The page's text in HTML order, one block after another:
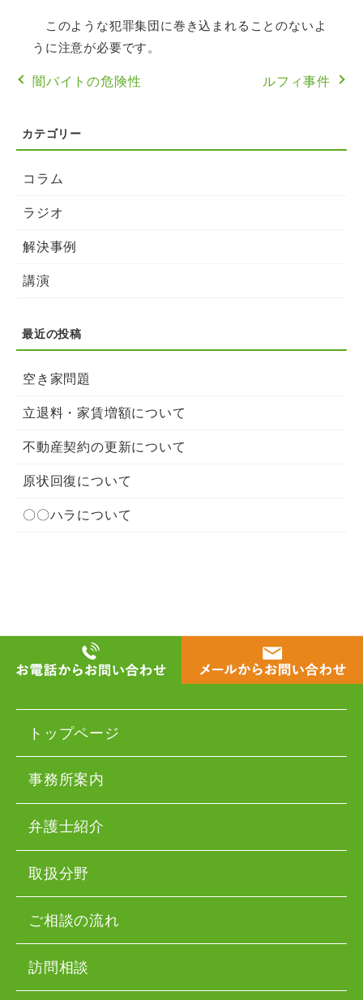
このような犯罪集団に巻き込まれることのないよ
うに注意が必要です。
闇バイトの危険性 ルフィ事件
コラム
ラジオ
解決事例
講演
空き家問題
立退料・家賃増額について
不動産契約の更新について
原状回復について
〇〇ハラについて
トップページ
事務所案内
弁護士紹介
取扱分野
ご相談の流れ
訪問相談